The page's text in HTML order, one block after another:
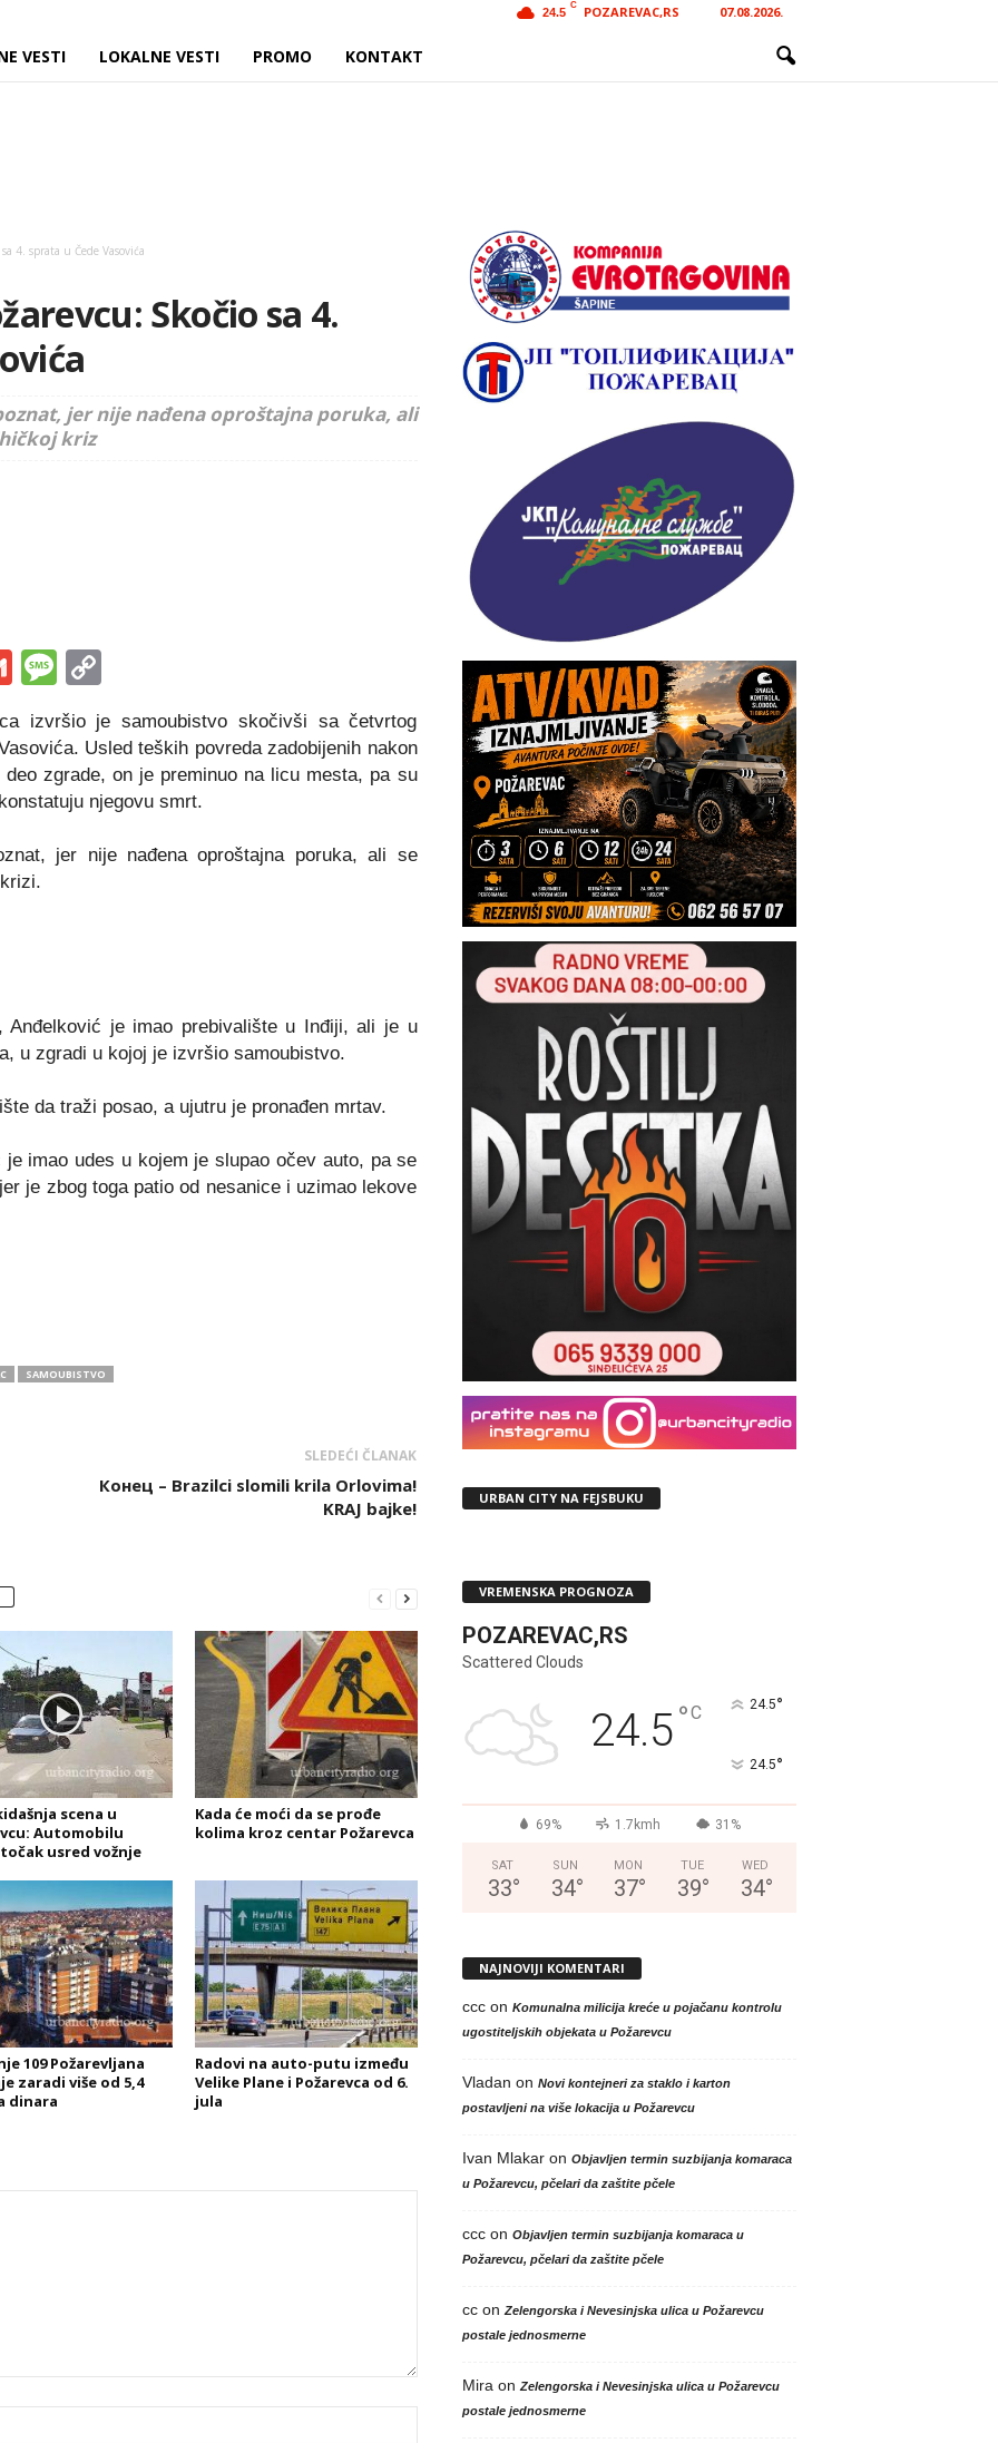
24.5
C POZAREVAC,RS 07.08.2026.
VESTI LOKALNE VESTI PROMO KONTAKT
4. sprata u Čede Vasovića
Skočio sa 4.
jer nije nađena oproštajna poruka, ali
kriz
GmailMessage
izvršio je samoubistvo skočivši sa četvrtog
Usled teških povreda zadobijenih nakon
zgrade, on je preminuo na licu mesta, pa su
njegovu smrt.
jer nije nađena oproštajna poruka, ali se
Anđelković je imao prebivalište u Inđiji, ali je u
u zgradi u kojoj je izvršio samoubistvo.
da traži posao, a ujutru je pronađen mrtav.
imao udes u kojem je slupao očev auto, pa se
je zbog toga patio od nesanice i uzimao lekove
SAMOUBISTVO
SLEDEĆI ČLANAK
Конец – Brazilci slomili krila Orlovima!
KRAJ bajke!
scena u
Automobilu
usred vožnje
Kada će moći da se prođe
kolima kroz centar Požarevca
109 Požarevljana
zaradi više od 5,4
dinara
Radovi na auto-putu između
Velike Plane i Požarevca od 6.
jula
URBAN CITY NA FEJSBUKU
VREMENSKA PROGNOZA
POZAREVAC,RS
Scattered Clouds
24.5°C 24.5°
24.5°
69% 1.7kmh 31%
SAT
33°
SUN
34°
MON
37°
TUE
39°
WED
34°
NAJNOVIJI KOMENTARI
cccon Komunalna milicija kreće u pojačanu kontrolu
ugostiteljskih objekata u Požarevcu
Vladan on Novi kontejneri za staklo i karton
postavljeni na više lokacija u Požarevcu
Ivan Mlakaron Objavljen termin suzbijanja komaraca
u Požarevcu, pčelari da zaštite pčele
cccon Objavljen termin suzbijanja komaraca u
Požarevcu, pčelari da zaštite pčele
ccon Zelengorska i Nevesinjska ulica u Požarevcu
postale jednosmerne
Mira on Zelengorska i Nevesinjska ulica u Požarevcu
postale jednosmerne